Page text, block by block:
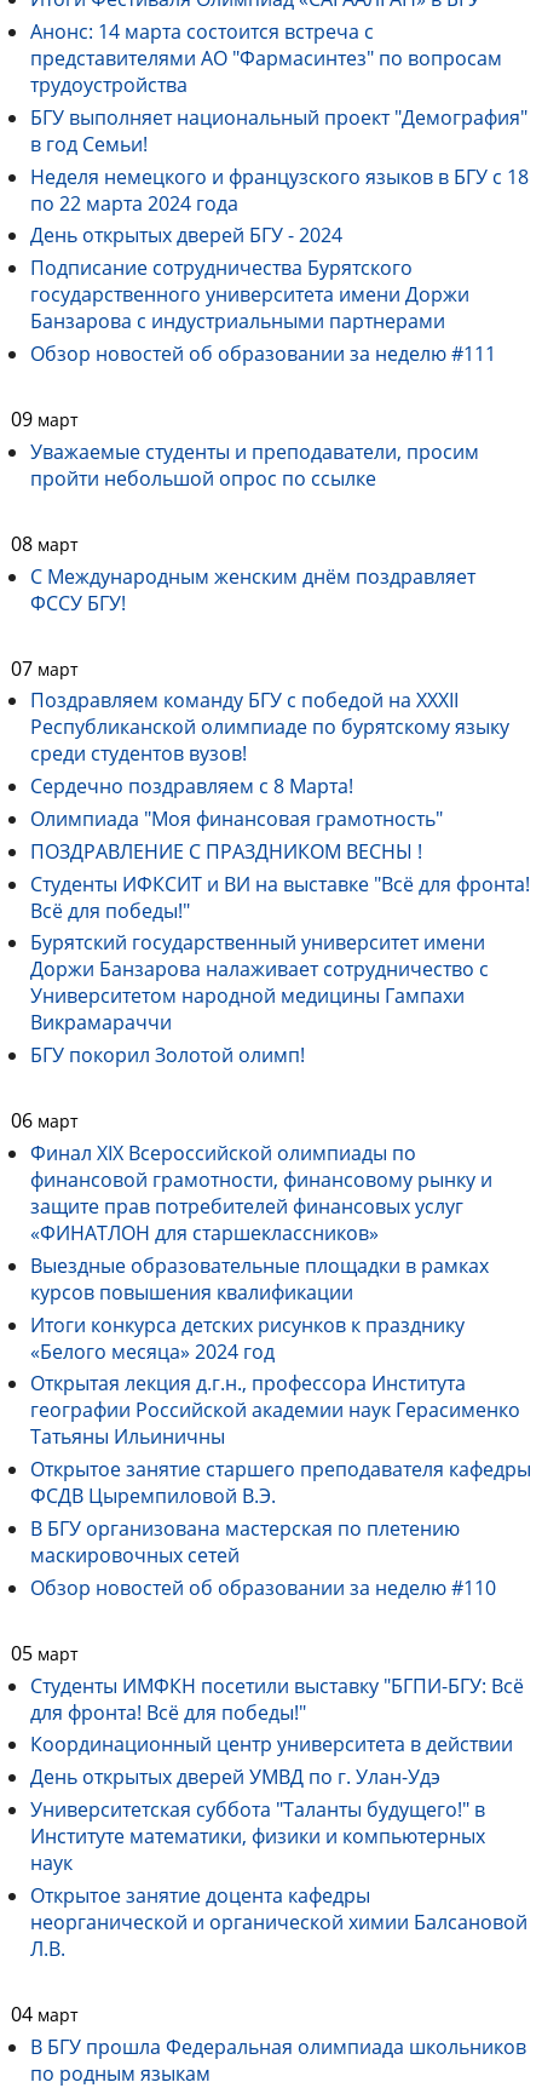
Анонс: 14 марта состоится встреча с
представителями АО "Фармасинтез" по вопросам
трудоустройства
БГУ выполняет национальный проект "Демография"
в год Семьи!
Неделя немецкого и французского языков в БГУ с 18
по 22 марта 2024 года
День открытых дверей БГУ - 2024
Подписание сотрудничества Бурятского
государственного университета имени Доржи
Банзарова с индустриальными партнерами
Обзор новостей об образовании за неделю #111
09 март
Уважаемые студенты и преподаватели, просим
пройти небольшой опрос по ссылке
08 март
С Международным женским днём поздравляет
ФССУ БГУ!
07 март
Поздравляем команду БГУ с победой на ХХХII
Республиканской олимпиаде по бурятскому языку
среди студентов вузов!
Сердечно поздравляем с 8 Марта!
Олимпиада "Моя финансовая грамотность"
ПОЗДРАВЛЕНИЕ С ПРАЗДНИКОМ ВЕСНЫ !
Студенты ИФКСИТ и ВИ на выставке "Всё для фронта!
Всё для победы!"
Бурятский государственный университет имени
Доржи Банзарова налаживает сотрудничество с
Университетом народной медицины Гампахи
Викрамараччи
БГУ покорил Золотой олимп!
06 март
Финал XIХ Всероссийской олимпиады по
финансовой грамотности, финансовому рынку и
защите прав потребителей финансовых услуг
«ФИНАТЛОН для старшеклассников»
Выездные образовательные площадки в рамках
курсов повышения квалификации
Итоги конкурса детских рисунков к празднику
«Белого месяца» 2024 год
Открытая лекция д.г.н., профессора Института
географии Российской академии наук Герасименко
Татьяны Ильиничны
Открытое занятие старшего преподавателя кафедры
ФСДВ Цыремпиловой В.Э.
В БГУ организована мастерская по плетению
маскировочных сетей
Обзор новостей об образовании за неделю #110
05 март
Студенты ИМФКН посетили выставку "БГПИ-БГУ: Всё
для фронта! Всё для победы!"
Координационный центр университета в действии
День открытых дверей УМВД по г. Улан-Удэ
Университетская суббота "Таланты будущего!" в
Институте математики, физики и компьютерных
наук
Открытое занятие доцента кафедры
неорганической и органической химии Балсановой
Л.В.
04 март
В БГУ прошла Федеральная олимпиада школьников
по родным языкам